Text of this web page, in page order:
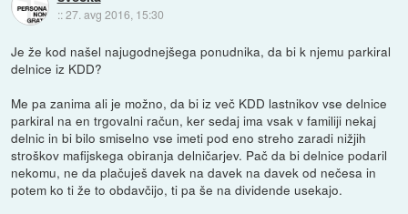
::27. avg 2016, 15:30
Je že kod našel najugodnejšega ponudnika, da bi k njemu parkiral
delnice iz KDD?
Me pa zanima ali je možno, da bi iz več KDD lastnikov vse delnice
parkiral na en trgovalni račun, ker sedaj ima vsak v familiji nekaj
delnic in bi bilo smiselno vse imeti pod eno streho zaradi nižjih
stroškov mafijskega obiranja delničarjev. Pač da bi delnice podaril
nekomu, ne da plačuješ davek na davek na davek od nečesa in
potem ko ti že to obdavčijo, ti pa še na dividende usekajo.